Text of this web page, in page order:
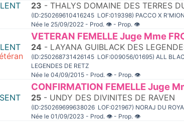
23 - THALYS DOMAINE DES TERRES
(ID:250269610416245 LOF:019398) PACCO X
Née le 25/09/2022 - Prod. 👁 - Prop. 👁
VETERAN FEMELLE Juge Mme
24 - LAYANA GUIBLACK DES
(ID:250268731426145 LOF:009056/01695) ALL
LEGENDES DE RETZ
Née le 04/09/2015 - Prod. 👁 - Prop. 👁
CONFIRMATION FEMELLE Juge
25 - UNDY DES DIVINITES DE RAVEN
(ID:250269699638026 LOF:021967) NORAJ DU
Née le 01/09/2023 - Prod. 👁 - Prop. 👁